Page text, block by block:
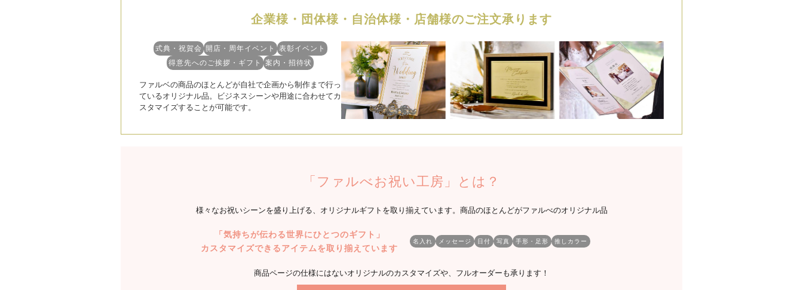
企業様・団体様・自治体様・店舗様のご注文承ります
式典・祝賀会 開店・周年イベント
表彰イベント
得意先へのご挨拶・ギフト
案内・招待状
ファルベの商品のほとんどが自社で企画から制作まで行っ
ているオリジナル品。ビジネスシーンや用途に合わせてカ
スタマイズすることが可能です。
「ファルべお祝い工房」とは？
様々なお祝いシーンを盛り上げる、オリジナルギフトを取り揃えています。商品のほとんどがファルべのオリジナル品
「気持ちが伝わる世界にひとつのギフト」
カスタマイズできるアイテムを取り揃えています
名入れ メッセージ 日付 写真 手形・足形 推しカラー
商品ページの仕様にはないオリジナルのカスタマイズや、フルオーダーも承ります！